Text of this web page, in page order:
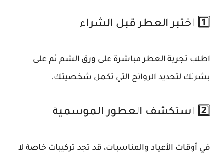
1️⃣ اختبر العطر قبل الشراء
اطلب تجربة العطر مباشرة على ورق الشم ثم على
بشرتك لتحديد الروائح التي تكمل شخصيتك.
2️⃣ استكشف العطور الموسمية
في أوقات الأعياد والمناسبات، قد تجد تركيبات خاصة لا